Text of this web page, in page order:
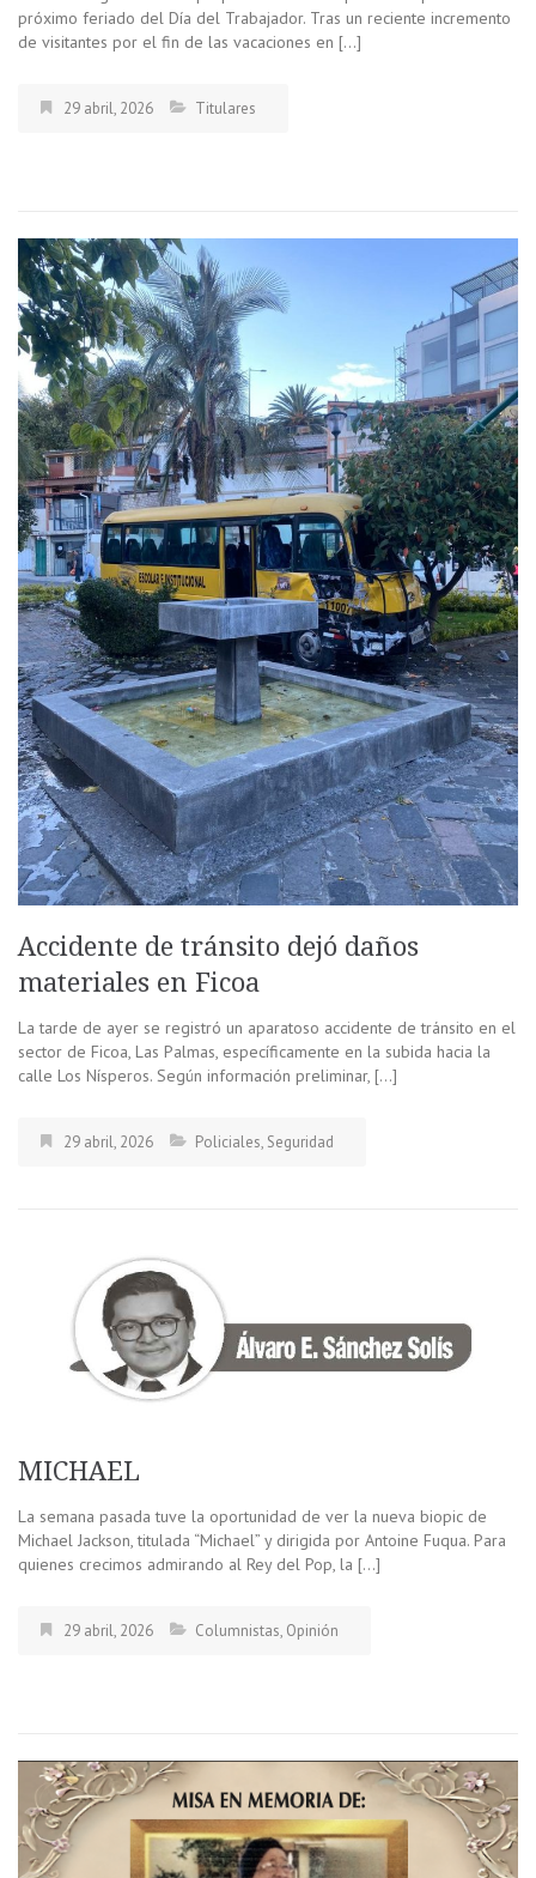
próximo feriado del Día del Trabajador. Tras un reciente incremento
de visitantes por el fin de las vacaciones en […]
29 abril, 2026 Titulares
Accidente de tránsito dejó daños
materiales en Ficoa
La tarde de ayer se registró un aparatoso accidente de tránsito en el
sector de Ficoa, Las Palmas, específicamente en la subida hacia la
calle Los Nísperos. Según información preliminar, […]
29 abril, 2026 Policiales, Seguridad
MICHAEL
La semana pasada tuve la oportunidad de ver la nueva biopic de
Michael Jackson, titulada “Michael” y dirigida por Antoine Fuqua. Para
quienes crecimos admirando al Rey del Pop, la […]
29 abril, 2026 Columnistas, Opinión